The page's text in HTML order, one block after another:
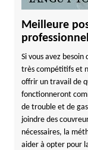
Meilleure
Si vous avez
très compétitifs et
offrir un travail de
fonctionneront
de trouble et de
joindre des
nécessaires, la
aider à opter pour